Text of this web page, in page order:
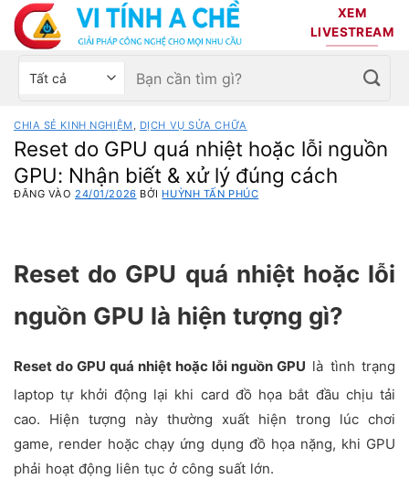
Bỏ
qua
nội
dung
XEM
LIVESTREAM
Chọn
sản
phẩm
Tìm
kiếm:
CHIA SẺ KINH NGHIỆM DỊCH VỤ SỬA CHỮA
Reset do GPU quá nhiệt hoặc lỗi nguồn
GPU: Nhận biết & xử lý đúng cách
ĐĂNG VÀO24/01/2026 BỞI HUỲNH TẤN PHÚC
Reset do GPU quá nhiệt hoặc lỗi
nguồn GPU là hiện tượng gì?
Reset do GPU quá nhiệt hoặc lỗi nguồn GPU là tình trạng
laptop tự khởi động lại khi card đồ họa bắt đầu chịu tải
cao. Hiện tượng này thường xuất hiện trong lúc chơi
game, render hoặc chạy ứng dụng đồ họa nặng, khi GPU
phải hoạt động liên tục ở công suất lớn.